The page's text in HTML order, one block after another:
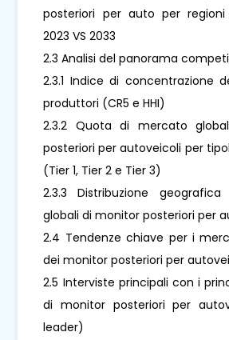
posteriori per auto per regioni
2023 VS 2033
2.3 Analisi del panorama
2.3.1 Indice di concentrazione
produttori (CR5 e HHI)
2.3.2 Quota di mercato
posteriori per autoveicoli per
(Tier 1, Tier 2 e Tier 3)
2.3.3 Distribuzione
globali di monitor posteriori per
2.4 Tendenze chiave per i
dei monitor posteriori per
2.5 Interviste principali con i
di monitor posteriori per
leader)